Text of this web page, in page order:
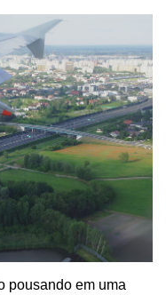
pousando em uma